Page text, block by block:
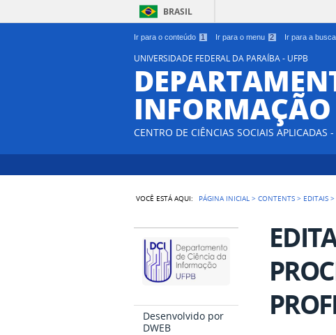
Ir para o conteúdo 1 Ir para o menu 2 Ir para a busca
BRASIL
UNIVERSIDADE FEDERAL DA PARAÍBA - UFPB
INFORMAÇÃO
CENTRO DE CIÊNCIAS SOCIAIS APLICADAS -
VOCÊ ESTÁ AQUI: PÁGINA INICIAL >CONTENTS > EDITAIS >
Desenvolvido por
DWEB